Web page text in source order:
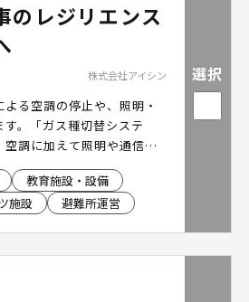
のレジリエンス
株式会社アイシン
る空調の停止や、照明・
。「ガス種切替システ
調に加えて照明や通信機
です。さらに、都市ガス
替えて運転を継続するこ
の確保を支援し、避難所
教育施設・設備
施設 避難所運営
選択